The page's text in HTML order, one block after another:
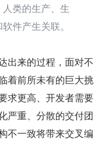
类的生产、生
件产生关联。
出来的过程，面对不
着前所未有的巨大挑
求更高、开发者需要
严重、分散的交付团
不一致将带来交叉编